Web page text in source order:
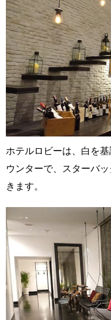
ホテルロビーは、白を
ウンターで、スターバ
きます。